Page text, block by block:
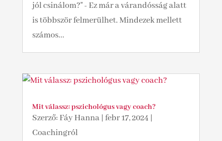
jól csinálom?" - Ez már a várandósság alatt
is többször felmerülhet. Mindezek mellett
számos...
Mit válassz: pszichológus vagy coach?
Szerző:Fáy Hanna| febr 17, 2024 |
Coachingról